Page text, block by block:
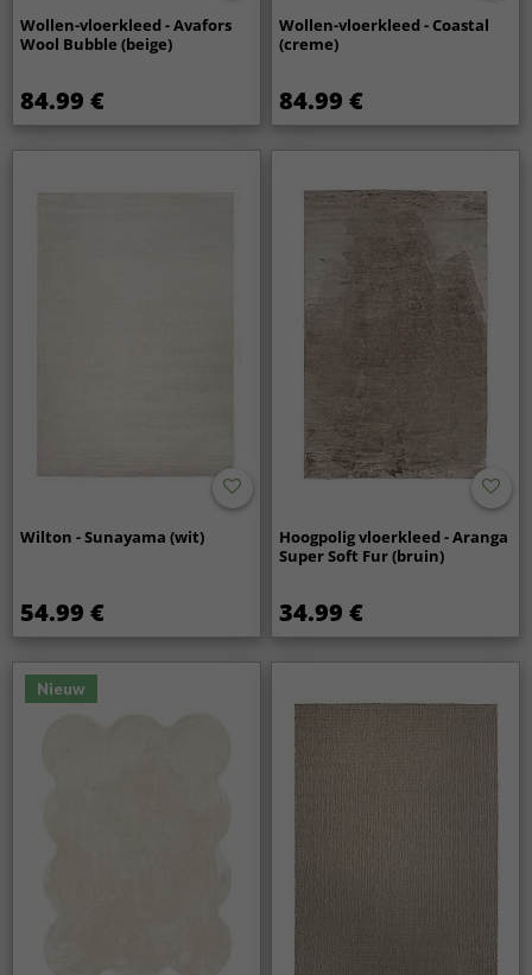
Wollen-vloerkleed - Avafors
Wool Bubble (beige)
84.99 €
Wollen-vloerkleed - Coastal
(creme)
84.99 €
Wilton - Sunayama (wit)
54.99 €
Hoogpolig vloerkleed - Aranga
Super Soft Fur (bruin)
34.99 €
Nieuw